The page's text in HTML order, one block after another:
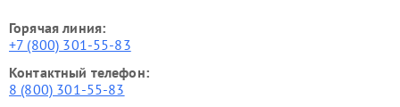
Горячая линия:
+7 (800) 301-55-83
Контактный телефон:
8 (800) 301-55-83